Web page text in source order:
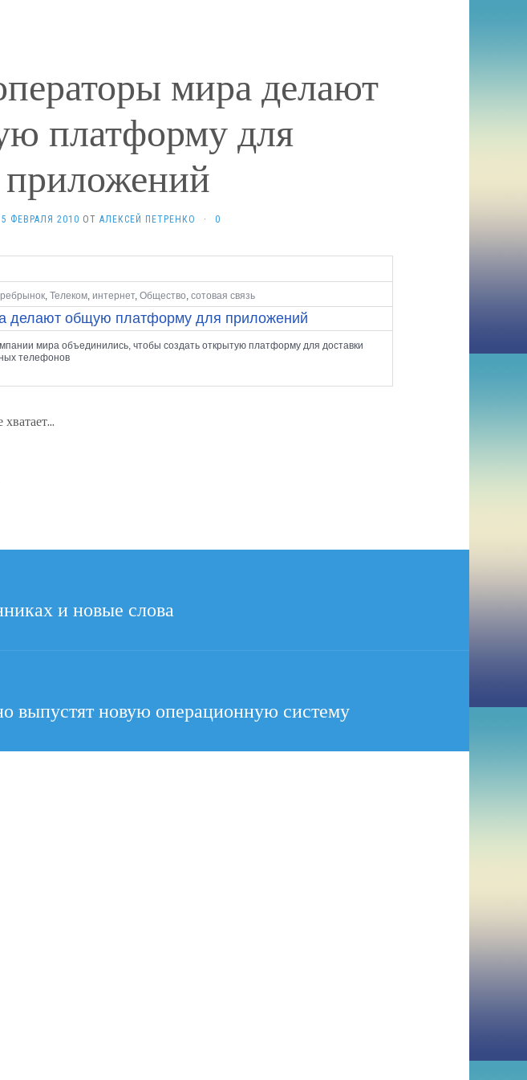
мира делают
платформу для
приложений
ФЕВРАЛЯ 2010 ОТ АЛЕКСЕЙ ПЕТРЕНКО · 0
, Телеком, интернет, Общество, сотовая связь
делают общую платформу для приложений
мира объединились, чтобы создать открытую платформу для доставки
телефонов
и новые слова
выпустят новую операционную систему